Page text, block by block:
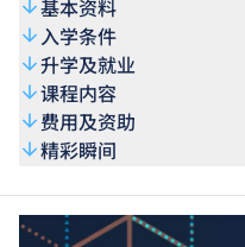
基本资料
入学条件
升学及就业
课程内容
费用及资助
精彩瞬间